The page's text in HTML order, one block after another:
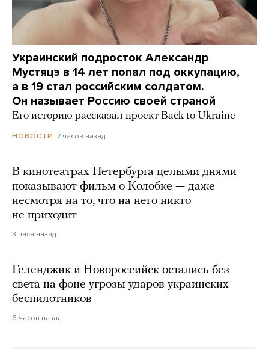
Украинский подросток Александр
Мустяцэ в 14 лет попал под оккупацию,
а в 19 стал российским солдатом.
Он называет Россию своей страной
Его историю рассказал проект Back to Ukraine
НОВОСТИ 7 часов назад
В кинотеатрах Петербурга целыми днями
показывают фильм о Колобке — даже
несмотря на то, что на него никто
не приходит
3 часа назад
Геленджик и Новороссийск остались без
света на фоне угрозы ударов украинских
беспилотников
6 часов назад